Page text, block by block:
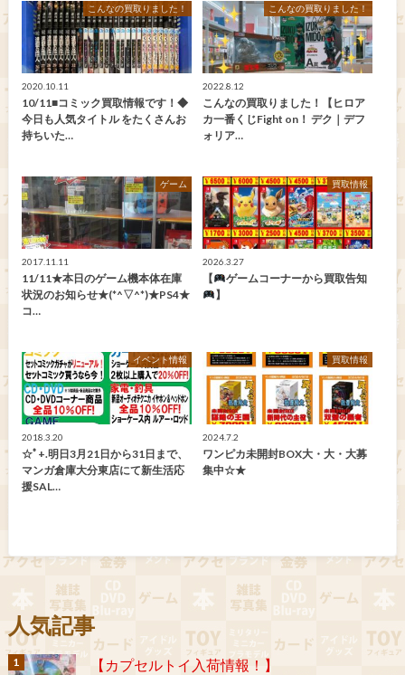
こんなの買取りました！
2020.10.11
10/11■コミック買取情報です！◆
今日も人気タイトル をたくさんお
持ちいた…
こんなの買取りました！
2022.8.12
こんなの買取りました！【ヒロア
カ一番くじFight on！ デク｜デフ
ォリア…
ゲーム
2017.11.11
11/11★本日のゲーム機本体在庫
状況のお知らせ★(*^▽^*)★PS4★
コ…
買取情報
2026.3.27
【
ゲームコーナーから買取告知
】
イベント情報
2018.3.20
☆ﾟ+.明日3月21日から31日まで、
マンガ倉庫大分東店にて新生活応
援SAL…
買取情報
2024.7.2
ワンピカ未開封BOX大・大・大募
集中☆★
人気記事
【カプセルトイ入荷情報！】